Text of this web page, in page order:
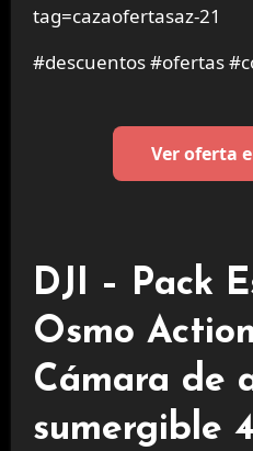
tag=cazaofertasaz-21
#descuentos #ofertas
Ver oferta
DJI – Pack
Osmo
Cámara de
sumergible